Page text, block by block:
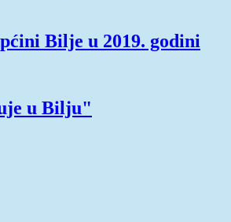
Bilje u 2019. godini
u Bilju"